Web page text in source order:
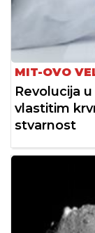
MIT-OVO
Revolucija
vlastitim
stvarnost